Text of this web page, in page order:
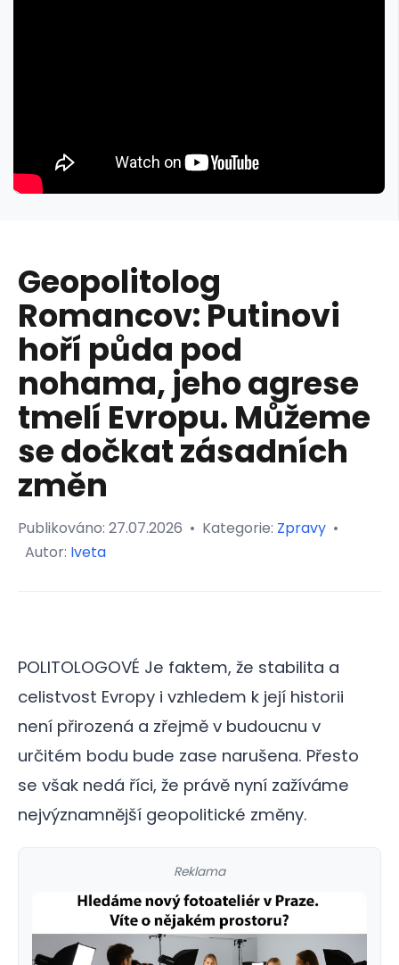
Geopolitolog
Romancov: Putinovi
hoří půda pod
nohama, jeho agrese
tmelí Evropu. Můžeme
se dočkat zásadních
změn
Publikováno: 27.07.2026 • Kategorie: Zpravy •
Autor: Iveta
POLITOLOGOVÉ Je faktem, že stabilita a
celistvost Evropy i vzhledem k její historii
není přirozená a zřejmě v budoucnu v
určitém bodu bude zase narušena. Přesto
se však nedá říci, že právě nyní zažíváme
nejvýznamnější geopolitické změny.
Reklama